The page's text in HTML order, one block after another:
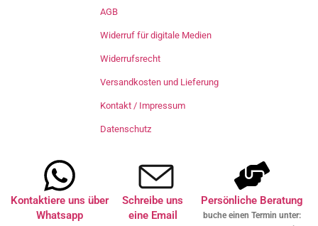
AGB
Widerruf für digitale Medien
Widerrufsrecht
Versandkosten und Lieferung
Kontakt / Impressum
Datenschutz
Kontaktiere uns über
Whatsapp
Schreibe uns
eine Email
Persönliche Beratung
buche einen Termin unter: